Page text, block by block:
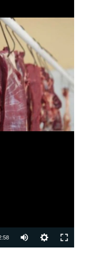
available